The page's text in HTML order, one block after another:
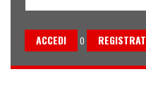
ACCEDI o